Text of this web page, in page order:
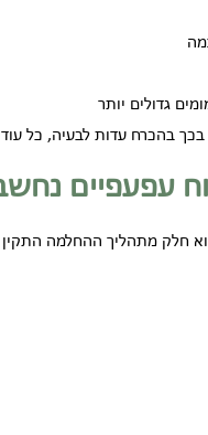
בהכרח עדות לבעיה, כל עוד
עפעפיים
חלק מתהליך ההחלמה התקין